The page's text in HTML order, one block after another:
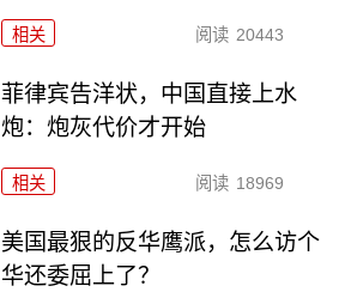
相关 阅读 20443
菲律宾告洋状，中国直接上水
炮：炮灰代价才开始
相关 阅读 18969
美国最狠的反华鹰派，怎么访个
华还委屈上了？